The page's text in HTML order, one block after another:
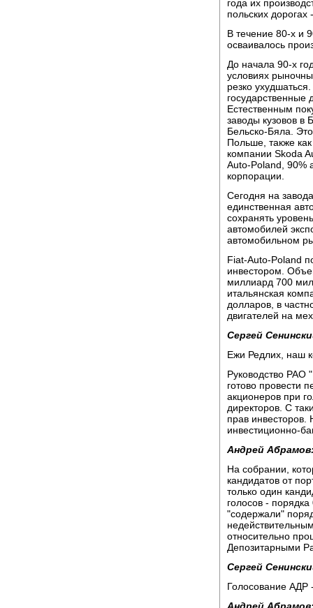
года их
польских
В течение 80-х и
осваивалось
До начала 90-х
условиях
резко
государственные
Естественным
заводы кузовов в
Бельско-Бяла.
Польше, также
компании Skoda
Auto-Poland, 90%
корпорации.
Сегодня на
единственная
сохранять
автомобилей
автомобильном
Fiat-Auto-Poland
инвестором.
миллиард 700
итальянская
долларов, в
двигателей на
Сергей
Ежи Редлих, наш
Руководство РАО
готово провести
акционеров при
директоров. С
прав
инвестиционно-
Андрей
На собрании,
кандидатов от
только один
голосов -
"содержали"
относительно
Депозитарными
Сергей
Голосование АДР